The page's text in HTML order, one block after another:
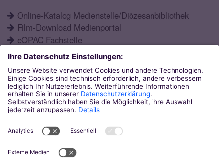
Online-Katalog Medienstelle/Diözesanbibliothek
Film-Download Medienportal
eOPAC Fachstelle
Fortbildungsprogramm
Schulformen
Öffnungszeiten
Aktuelles
52066Aachen